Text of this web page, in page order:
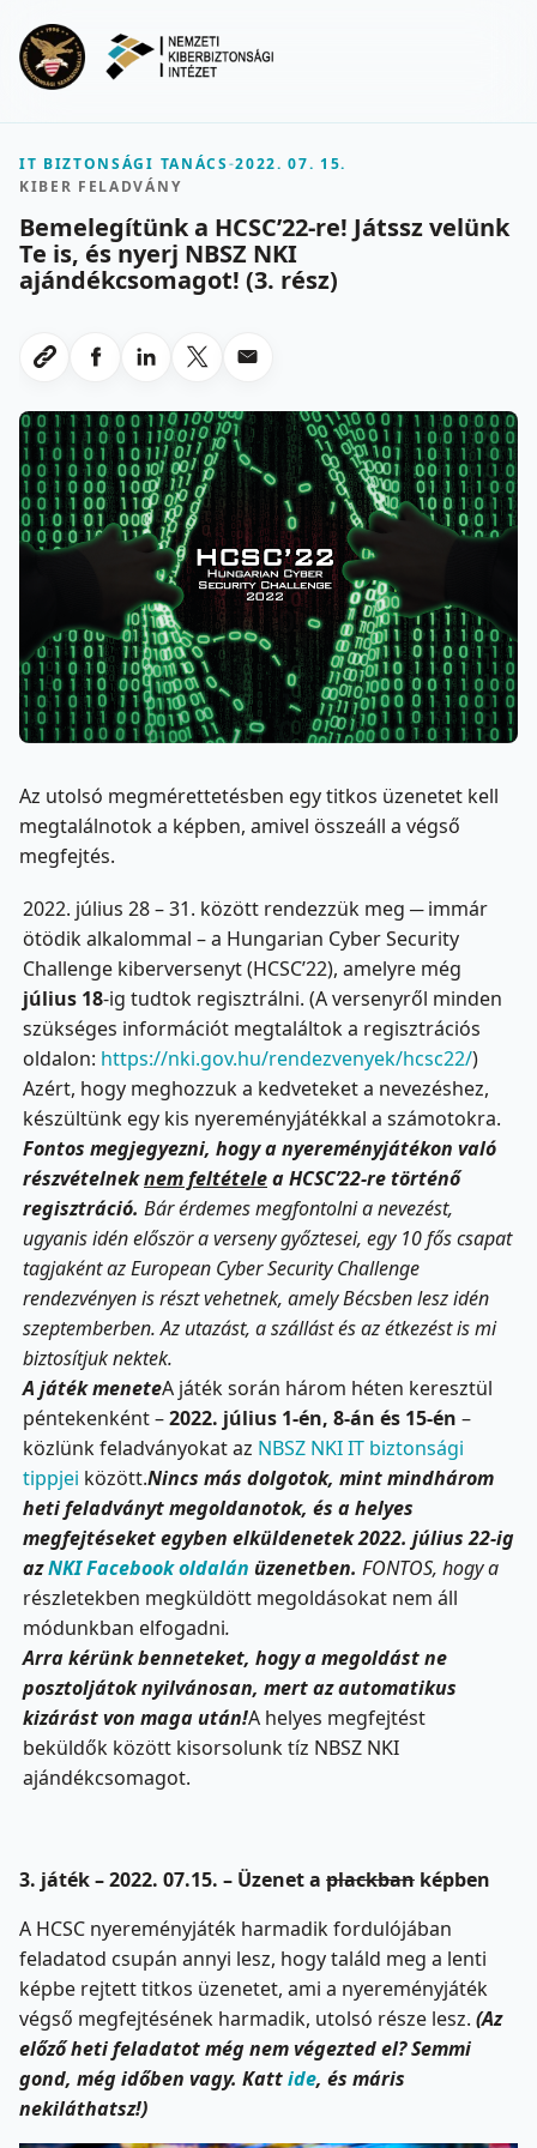
IT BIZTONSÁGI TANÁCS-2022. 07. 15.
KIBER FELADVÁNY
Bemelegítünk a HCSC’22-re! Játssz velünk
Te is, és nyerj NBSZ NKI
ajándékcsomagot! (3. rész)
Link masolasa
Megosztas Facebookon
Megosztas LinkedInen
Megosztas X-en
Megosztas emailben
Az utolsó megmérettetésben egy titkos üzenetet kell
megtalálnotok a képben, amivel összeáll a végső
megfejtés.
2022. július 28 – 31. között rendezzük meg ─ immár
ötödik alkalommal – a Hungarian Cyber Security
Challenge kiberversenyt (HCSC’22), amelyre még
július 18-ig tudtok regisztrálni. (A versenyről minden
szükséges információt megtaláltok a regisztrációs
oldalon: https://nki.gov.hu/rendezvenyek/hcsc22/)
Azért, hogy meghozzuk a kedveteket a nevezéshez,
készültünk egy kis nyereményjátékkal a számotokra.
Fontos megjegyezni, hogy a nyereményjátékon való
részvételneknem feltételea HCSC’22-re történő
regisztráció. Bár érdemes megfontolni a nevezést,
ugyanis idén először a verseny győztesei, egy 10 fős csapat
tagjaként az European Cyber Security Challenge
rendezvényen is részt vehetnek, amely Bécsben lesz idén
szeptemberben. Az utazást, a szállást és az étkezést is mi
biztosítjuk nektek.
A játék meneteA játék során három héten keresztül
péntekenként –2022. július 1-én, 8-án és 15-én –
közlünk feladványokat az NBSZ NKI IT biztonsági
tippjei között.Nincs más dolgotok, mint mindhárom
heti feladványt megoldanotok, és a helyes
megfejtéseket egyben elküldenetek 2022. július 22-ig
azNKI Facebook oldalán üzenetben. FONTOS, hogy a
részletekben megküldött megoldásokat nem áll
módunkban elfogadni.
Arra kérünk benneteket, hogy a megoldást ne
posztoljátok nyilvánosan, mert az automatikus
kizárást von maga után!A helyes megfejtést
beküldők között kisorsolunk tíz NBSZ NKI
ajándékcsomagot.
3. játék – 2022. 07.15. – Üzenet a plackban képben
A HCSC nyereményjáték harmadik fordulójában
feladatod csupán annyi lesz, hogy találd meg a lenti
képbe rejtett titkos üzenetet, ami a nyereményjáték
végső megfejtésének harmadik, utolsó része lesz. (Az
előző heti feladatot még nem végezted el? Semmi
gond, még időben vagy. Kattide, és máris
nekiláthatsz!)